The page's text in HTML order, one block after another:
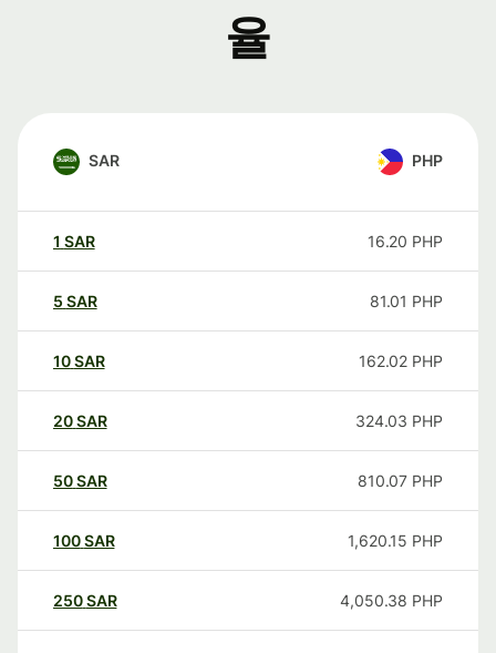
율
SAR PHP
1 SAR 16.20 PHP
5 SAR 81.01 PHP
10SAR 162.02 PHP
20SAR 324.03 PHP
50SAR 810.07 PHP
100SAR 1,620.15 PHP
250SAR 4,050.38 PHP